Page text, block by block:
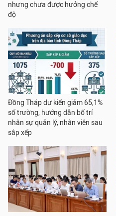
nhưng chưa được hưởng chế
độ
Đồng Tháp dự kiến giảm 65,1%
số trường, hướng dẫn bố trí
nhân sự quản lý, nhân viên sau
sắp xếp